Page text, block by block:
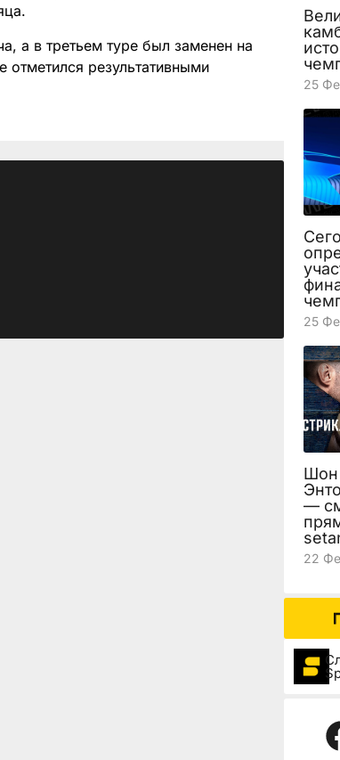
а в третьем туре был заменен на
результативными
25
25
Шон
—
22